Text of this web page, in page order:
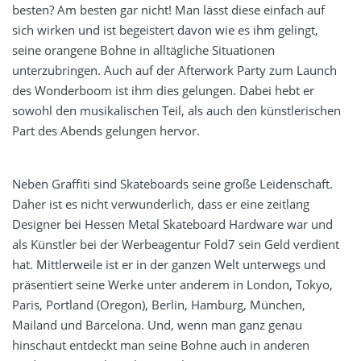
besten? Am besten gar nicht! Man lässt diese einfach auf
sich wirken und ist begeistert davon wie es ihm gelingt,
seine orangene Bohne in alltägliche Situationen
unterzubringen. Auch auf der Afterwork Party zum Launch
des Wonderboom ist ihm dies gelungen. Dabei hebt er
sowohl den musikalischen Teil, als auch den künstlerischen
Part des Abends gelungen hervor.
Neben Graffiti sind Skateboards seine große Leidenschaft.
Daher ist es nicht verwunderlich, dass er eine zeitlang
Designer bei Hessen Metal Skateboard Hardware war und
als Künstler bei der Werbeagentur Fold7 sein Geld verdient
hat. Mittlerweile ist er in der ganzen Welt unterwegs und
präsentiert seine Werke unter anderem in London, Tokyo,
Paris, Portland (Oregon), Berlin, Hamburg, München,
Mailand und Barcelona. Und, wenn man ganz genau
hinschaut entdeckt man seine Bohne auch in anderen